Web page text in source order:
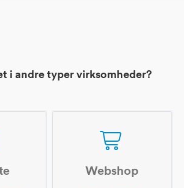
i andre typer virksomheder?
Webshop